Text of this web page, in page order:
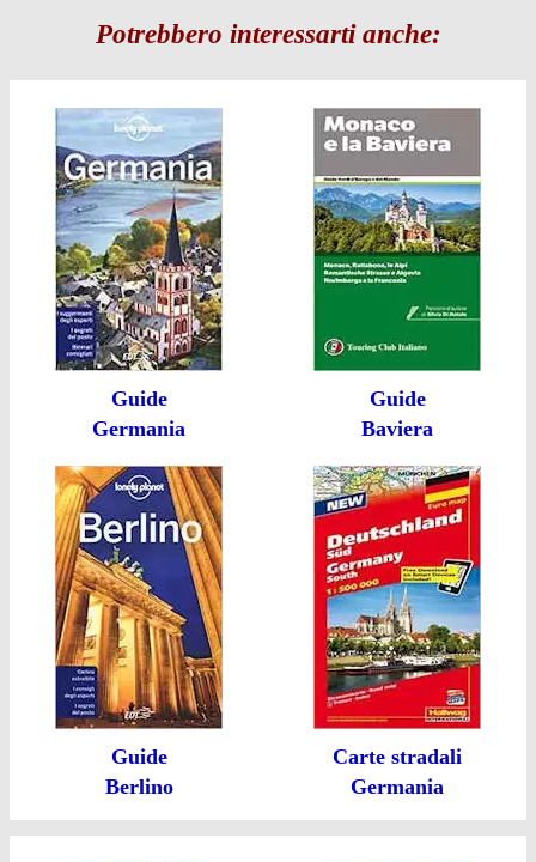
Potrebbero interessarti anche:
Guide
Germania
Guide
Baviera
Guide
Berlino
Carte stradali
Germania